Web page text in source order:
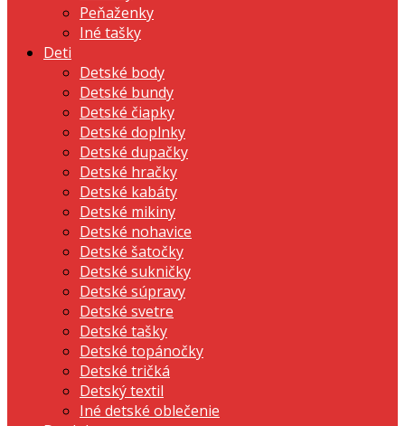
Peňaženky
Iné tašky
Deti
Detské body
Detské bundy
Detské čiapky
Detské doplnky
Detské dupačky
Detské hračky
Detské kabáty
Detské mikiny
Detské nohavice
Detské šatočky
Detské sukničky
Detské súpravy
Detské svetre
Detské tašky
Detské topánočky
Detské tričká
Detský textil
Iné detské oblečenie